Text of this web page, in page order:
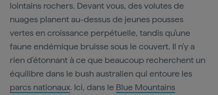
lointains rochers. Devant vous, des volutes de
nuages planent au-dessus de jeunes pousses
vertes en croissance perpétuelle, tandis qu'une
faune endémique bruisse sous le couvert. Il n'y a
rien d'étonnant à ce que beaucoup recherchent un
équilibre dans le bush australien qui entoure les
parcs nationaux. Ici, dans le Blue Mountains